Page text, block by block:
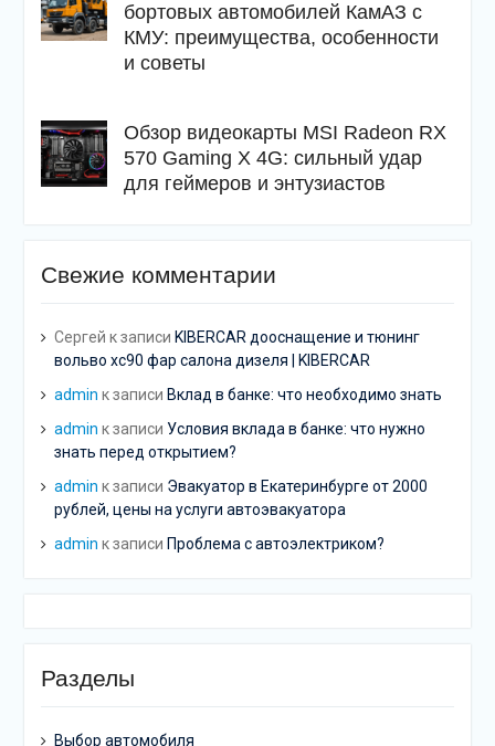
бортовых автомобилей КамАЗ с
КМУ: преимущества, особенности
и советы
Обзор видеокарты MSI Radeon RX
570 Gaming X 4G: сильный удар
для геймеров и энтузиастов
Свежие комментарии
Сергей к записи KIBERCAR дооснащение и тюнинг
вольво хс90 фар салона дизеля | KIBERCAR
admin к записи Вклад в банке: что необходимо знать
admin к записи Условия вклада в банке: что нужно
знать перед открытием?
admin к записи Эвакуатор в Екатеринбурге от 2000
рублей, цены на услуги автоэвакуатора
admin к записи Проблема с автоэлектриком?
Разделы
Выбор автомобиля